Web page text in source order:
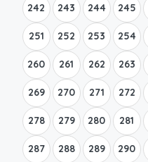
242 243 244 245
251 252 253 254
260 261 262 263
269 270 271 272
278 279 280 281
287 288 289 290